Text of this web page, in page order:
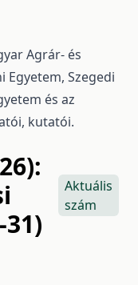
Agrár- és
Egyetem, Szegedi
és az
kutatói.
Aktuális
szám